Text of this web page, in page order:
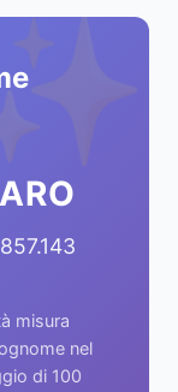
misura
nel
di 100